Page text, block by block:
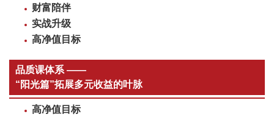
财富陪伴
实战升级
高净值目标
品质课体系 ——
“阳光篇”拓展多元收益的叶脉
高净值目标